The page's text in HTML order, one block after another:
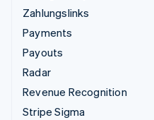
Zahlungslinks
Payments
Payouts
Radar
Revenue Recognition
Stripe Sigma